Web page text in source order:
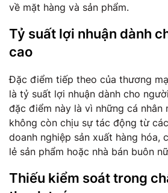
về mặt hàng và sản phẩm.
Tỷ suất lợi nhuận dành
cao
Đặc điểm tiếp theo của thương
là tỷ suất lợi nhuận dành cho
đặc điểm này là vì những cá nhân
không còn chịu sự tác động từ
doanh nghiệp sản xuất hàng hóa,
lẻ sản phẩm hoặc nhà bán buôn
Thiếu kiểm soát trong